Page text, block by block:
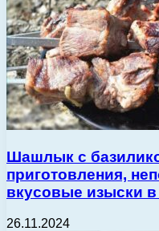
Шашлык с
приготовления,
вкусовые изыски
26.11.2024